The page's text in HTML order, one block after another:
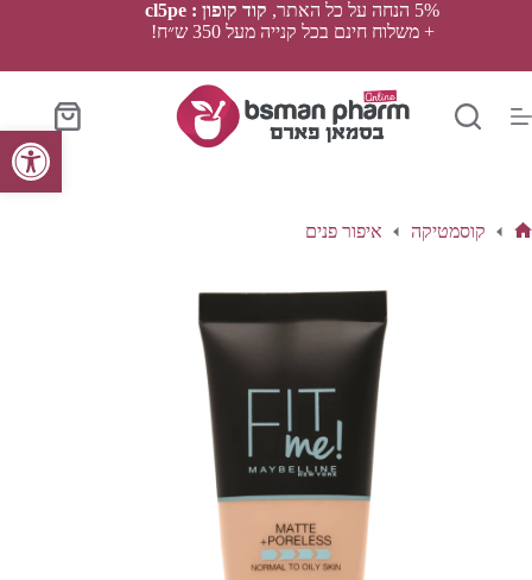
פתח סרגל נגישות
5% הנחה על כל האתר,
קוד קופון : cl5pe
+ משלוח חינם בכל קנייה מעל 350 ש״ח!
סל
הקניות
קוסמטיקה איפור פנים